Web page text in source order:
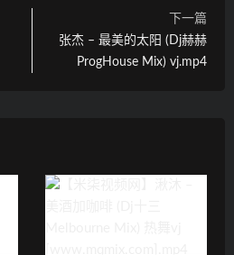
下一篇
张杰 – 最美的太阳 (Dj赫赫
ProgHouse Mix) vj.mp4